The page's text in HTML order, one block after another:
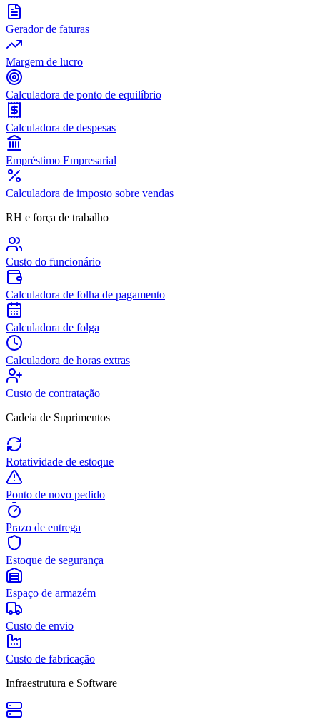
Gerador de faturas
Margem de lucro
Calculadora de ponto de equilíbrio
Calculadora de despesas
Empréstimo Empresarial
Calculadora de imposto sobre vendas
RH e força de trabalho
Custo do funcionário
Calculadora de folha de pagamento
Calculadora de folga
Calculadora de horas extras
Custo de contratação
Cadeia de Suprimentos
Rotatividade de estoque
Ponto de novo pedido
Prazo de entrega
Estoque de segurança
Espaço de armazém
Custo de envio
Custo de fabricação
Infraestrutura e Software